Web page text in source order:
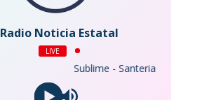
Radio Noticia Estatal
LIVE
Sublime - Santeria